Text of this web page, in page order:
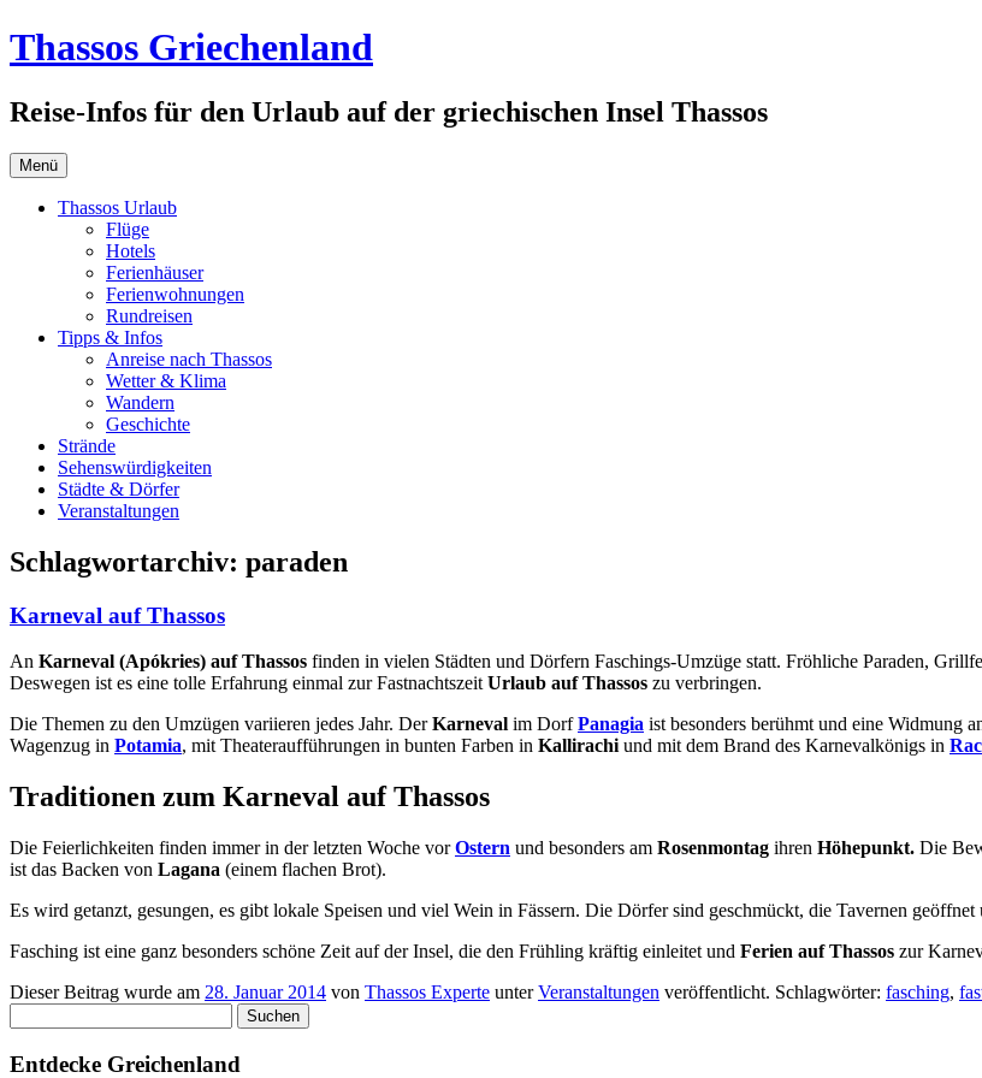
Zum
Inhalt
Thassos Griechenland
Reise-Infos für den Urlaub auf der griechischen Insel Thassos
Menü
Thassos Urlaub
Flüge
Hotels
Ferienhäuser
Ferienwohnungen
Rundreisen
Tipps & Infos
Anreise nach Thassos
Wetter & Klima
Wandern
Geschichte
Strände
Sehenswürdigkeiten
Städte & Dörfer
Veranstaltungen
Schlagwortarchiv: paraden
Karneval auf Thassos
An Karneval (Apókries) auf Thassos finden in vielen Städten und Dörfern Faschings-Umzüge statt. Fröhliche Paraden,
Deswegen ist es eine tolle Erfahrung einmal zur Fastnachtszeit Urlaub auf Thassos zu verbringen.
Die Themen zu den Umzügen variieren jedes Jahr. DerKarneval im DorfPanagia ist besonders berühmt und eine Widmung
Wagenzug in Potamia, mit Theateraufführungen in bunten Farben in Kallirachi und mit dem Brand des Karnevalkönigs in
Traditionen zum Karneval auf Thassos
Die Feierlichkeiten finden immer in der letzten Woche vorOstern und besonders am Rosenmontag ihren Höhepunkt. Die
ist das Backen von Lagana (einem flachen Brot).
Es wird getanzt, gesungen, es gibt lokale Speisen und viel Wein in Fässern. Die Dörfer sind geschmückt, die Tavernen
Fasching ist eine ganz besonders schöne Zeit auf der Insel, die den Frühling kräftig einleitet und Ferien auf Thassos zur
Dieser Beitrag wurde am 28. Januar 2014 von Thassos Experte unterVeranstaltungen veröffentlicht. Schlagwörter: fasching,
nach:
Entdecke Greichenland